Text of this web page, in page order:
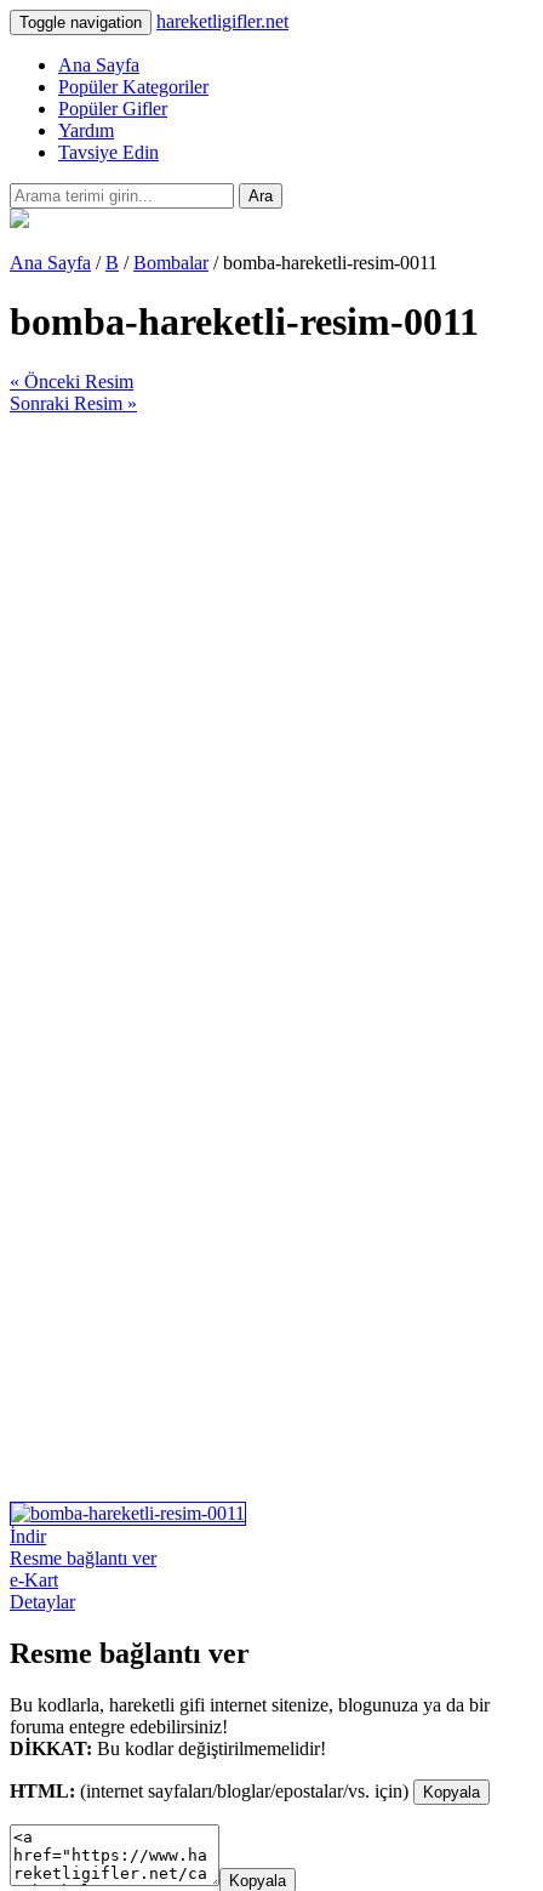
Toggle navigation hareketligifler.net
Ana Sayfa
Popüler Kategoriler
Popüler Gifler
Yardım
Tavsiye Edin
Ara
Ana Sayfa /B /Bombalar/ bomba-hareketli-resim-0011
bomba-hareketli-resim-0011
« Önceki Resim
Sonraki Resim »
İndir
Resme bağlantı ver
e-Kart
Detaylar
Resme bağlantı ver
Bu kodlarla, hareketli gifi internet sitenize, blogunuza ya da bir
foruma entegre edebilirsiniz!
DİKKAT: Bu kodlar değiştirilmemelidir!
HTML: (internet sayfaları/bloglar/epostalar/vs. için) Kopyala
Kopyala